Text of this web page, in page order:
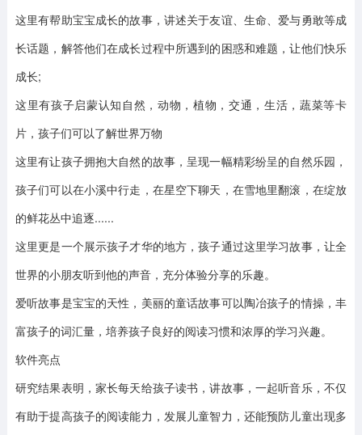
这里有帮助宝宝成长的故事，讲述关于友谊、生命、爱与勇敢等成
长话题，解答他们在成长过程中所遇到的困惑和难题，让他们快乐
成长;
这里有孩子启蒙认知自然，动物，植物，交通，生活，蔬菜等卡
片，孩子们可以了解世界万物
这里有让孩子拥抱大自然的故事，呈现一幅精彩纷呈的自然乐园，
孩子们可以在小溪中行走，在星空下聊天，在雪地里翻滚，在绽放
的鲜花丛中追逐......
这里更是一个展示孩子才华的地方，孩子通过这里学习故事，让全
世界的小朋友听到他的声音，充分体验分享的乐趣。
爱听故事是宝宝的天性，美丽的童话故事可以陶冶孩子的情操，丰
富孩子的词汇量，培养孩子良好的阅读习惯和浓厚的学习兴趣。
软件亮点
研究结果表明，家长每天给孩子读书，讲故事，一起听音乐，不仅
有助于提高孩子的阅读能力，发展儿童智力，还能预防儿童出现多